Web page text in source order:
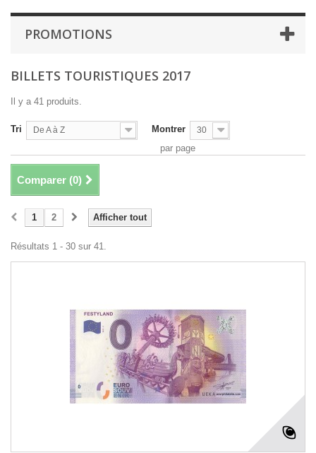
PROMOTIONS
BILLETS TOURISTIQUES 2017
Il y a 41 produits.
Tri De A à Z Montrer 30
par page
Comparer (0)
Afficher tout
1 2
Résultats 1 - 30 sur 41.